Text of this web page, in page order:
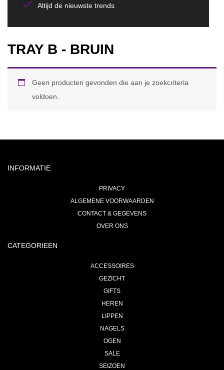
Altijd de nieuwste trends
TRAY B - BRUIN
Geen producten gevonden die aan je zoekcriteria
voldoen.
INFORMATIE
PRIVACY
ALGEMENE VOORWAARDEN
CONTACT & GEGEVENS
OVER ONS
CATEGORIEEN
ACCESSOIRES
GEZICHT
GIFTS
HEREN
LIPPEN
NAGELS
OGEN
SALE
SEIZOEN